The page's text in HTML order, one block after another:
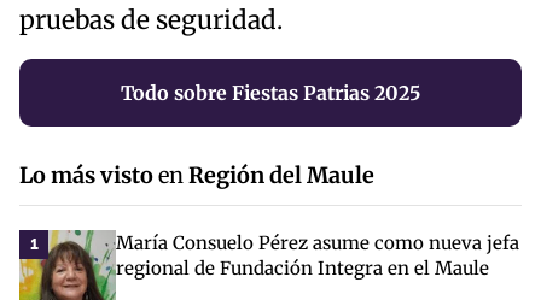
pruebas de seguridad.
Todo sobre Fiestas Patrias 2025
Lo más vistoenRegión del Maule
1
María Consuelo Pérez asume como nueva jefa
regional de Fundación Integra en el Maule